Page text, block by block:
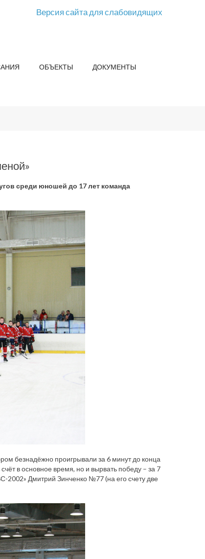
Версия сайта для слабовидящих
ОБЪЕКТЫ ДОКУМЕНТЫ
среди юношей до 17 лет команда
безнадёжно проигрывали за 6 минут до конца
в основное время, но и вырвать победу – за 7
Дмитрий Зинченко №77 (на его счету две